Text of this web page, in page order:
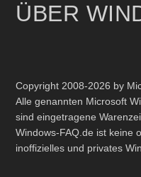
ÜBER
Copyright 2008-2026 by
Alle genannten Microsoft
sind eingetragene
Windows-FAQ.de ist keine
inoffizielles und privates